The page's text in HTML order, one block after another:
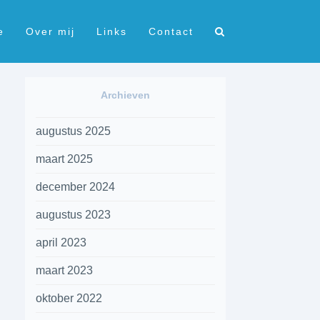
Over mij Links Contact
Archieven
augustus 2025
maart 2025
december 2024
augustus 2023
april 2023
maart 2023
oktober 2022